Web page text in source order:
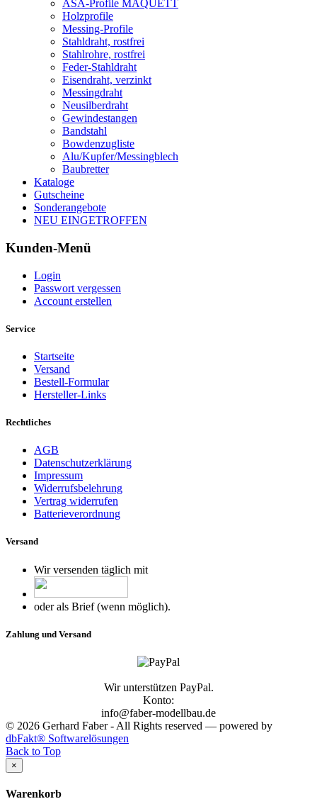
ASA-Profile MAQUETT
Holzprofile
Messing-Profile
Stahldraht, rostfrei
Stahlrohre, rostfrei
Feder-Stahldraht
Eisendraht, verzinkt
Messingdraht
Neusilberdraht
Gewindestangen
Bandstahl
Bowdenzugliste
Alu/Kupfer/Messingblech
Baubretter
Kataloge
Gutscheine
Sonderangebote
NEU EINGETROFFEN
Kunden-Menü
Login
Passwort vergessen
Account erstellen
Service
Startseite
Versand
Bestell-Formular
Hersteller-Links
Rechtliches
AGB
Datenschutzerklärung
Impressum
Widerrufsbelehrung
Vertrag widerrufen
Batterieverordnung
Versand
Wir versenden täglich mit
oder als Brief (wenn möglich).
Zahlung und Versand
Wir unterstützen PayPal.
Konto:
info@faber-modellbau.de
© 2026 Gerhard Faber - All Rights reserved — powered by
dbFakt® Softwarelösungen
Back to Top
×
Warenkorb